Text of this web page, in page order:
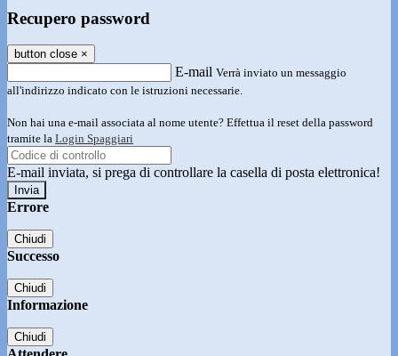
Recupero password
button close ×
E-mail Verrà inviato un messaggio
all'indirizzo indicato con le istruzioni necessarie.
Non hai una e-mail associata al nome utente? Effettua il reset della password
tramite la Login Spaggiari
E-mail inviata, si prega di controllare la casella di posta elettronica!
Errore
Chiudi
Successo
Chiudi
Informazione
Chiudi